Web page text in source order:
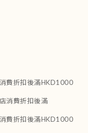
費折扣後滿HKD1000
消費折扣後滿
費折扣後滿HKD1000